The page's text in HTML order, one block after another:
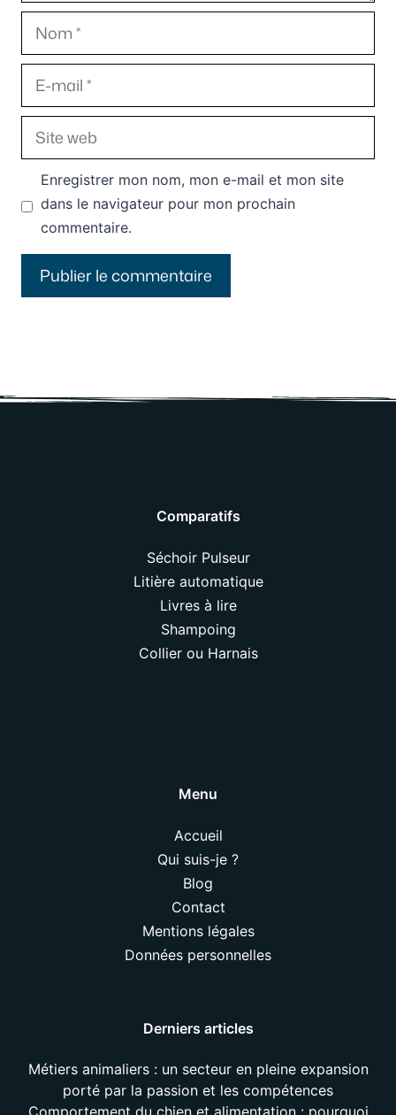
Nom
E-
mail
Site
web
Enregistrer mon nom, mon e-mail et mon site
dans le navigateur pour mon prochain
commentaire.
Comparatifs
Séchoir Pulseur
Litière automatique
Livres à lire
Shampoing
Collier ou Harnais
Menu
Accueil
Qui suis-je ?
Blog
Contact
Mentions légales
Données personnelles
Derniers articles
Métiers animaliers : un secteur en pleine expansion
porté par la passion et les compétences